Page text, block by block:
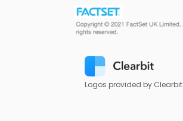
Logos provided by Clearbit